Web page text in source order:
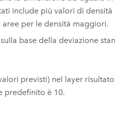
include più valori di densità
per le densità maggiori.
base della deviazione
previsti) nel layer
predefinito è 10.